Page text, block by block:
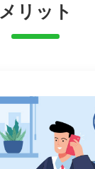
メリット